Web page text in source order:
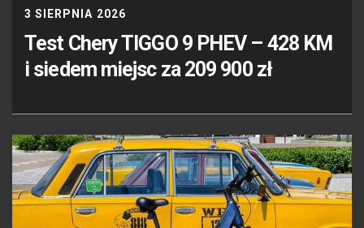
3 SIERPNIA 2026
Test Chery TIGGO 9 PHEV – 428 KM
i siedem miejsc za 209 900 zł